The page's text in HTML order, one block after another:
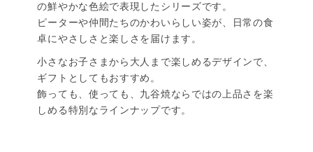
の鮮やかな色絵で表現したシリーズです。
ピーターや仲間たちのかわいらしい姿が、日常の食
卓にやさしさと楽しさを届けます。
小さなお子さまから大人まで楽しめるデザインで、
ギフトとしてもおすすめ。
飾っても、使っても、九谷焼ならではの上品さを楽
しめる特別なラインナップです。